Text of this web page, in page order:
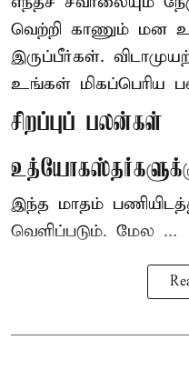
வெற்றி காணும் மன
இருப்பீர்கள்.
உங்கள் மிகப்பெரிய
சிறப்புப் பலன்கள்
இந்த மாதம்
வெளிப்படும். மேல ...